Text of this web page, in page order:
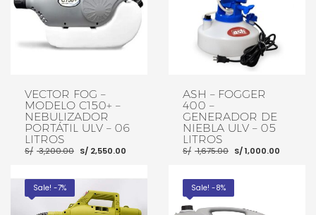
VECTOR FOG –
MODELO C150+ –
NEBULIZADOR
PORTÁTIL ULV – 06
LITROS
S/ 3,200.00 El
precio
era:
S/ 3,200.00.
S/ 2,550.00
es:
ASH – FOGGER
400 –
GENERADOR DE
NIEBLA ULV – 05
LITROS
S/ 1,675.00 El
precio
era:
S/1,000.00
Sale! -7% Sale! -8%